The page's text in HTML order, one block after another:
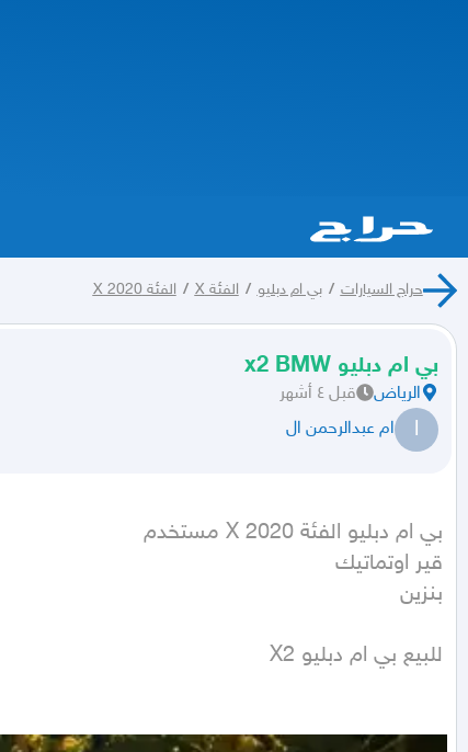
حراج السيارات / بي ام دبليو / الفئة X / الفئة X 2020
بي ام دبليو x2 BMW
الرياض قبل ٤ أشهر
ا ام عبدالرحمن ال
بنزين
للبيع بي ام دبليو X2